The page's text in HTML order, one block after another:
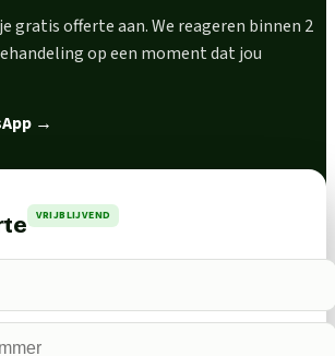
gratis offerte aan. We reageren binnen 2
op een moment dat jou
→
VRIJBLIJVEND